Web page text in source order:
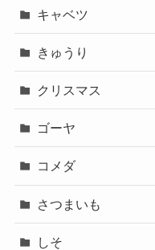
キャベツ
きゅうり
クリスマス
ゴーヤ
コメダ
さつまいも
しそ